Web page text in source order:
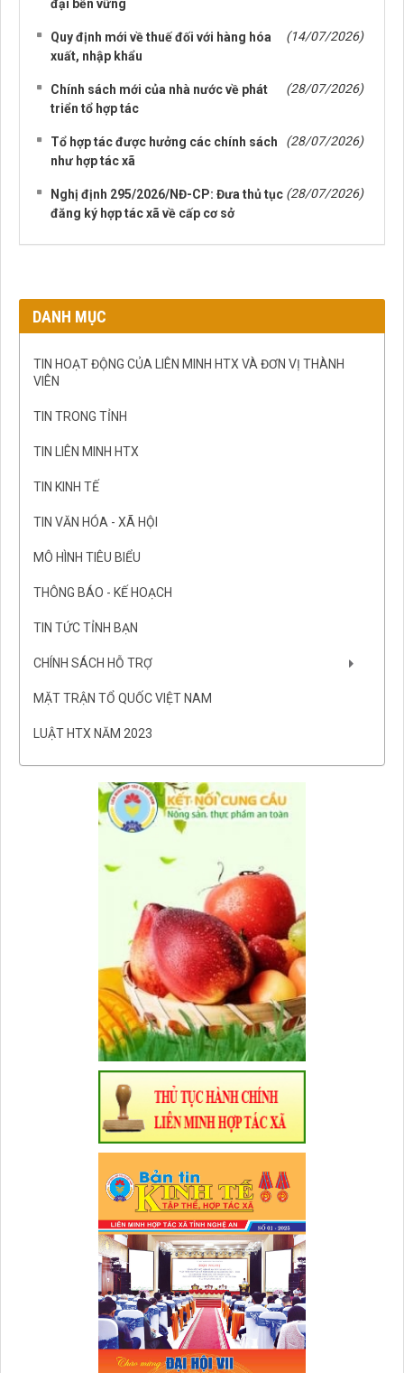
đại bền vững
Quy định mới về thuế đối với hàng hóa
xuất, nhập khẩu
(14/07/2026)
Chính sách mới của nhà nước về phát
triển tổ hợp tác
(28/07/2026)
Tổ hợp tác được hưởng các chính sách
như hợp tác xã
(28/07/2026)
Nghị định 295/2026/NĐ-CP: Đưa thủ tục
đăng ký hợp tác xã về cấp cơ sở
(28/07/2026)
DANH MỤC
TIN HOẠT ĐỘNG CỦA LIÊN MINH HTX VÀ ĐƠN VỊ THÀNH
VIÊN
TIN TRONG TỈNH
TIN LIÊN MINH HTX
TIN KINH TẾ
TIN VĂN HÓA - XÃ HỘI
MÔ HÌNH TIÊU BIỂU
THÔNG BÁO - KẾ HOẠCH
TIN TỨC TỈNH BẠN
CHÍNH SÁCH HỖ TRỢ
MẶT TRẬN TỔ QUỐC VIỆT NAM
LUẬT HTX NĂM 2023